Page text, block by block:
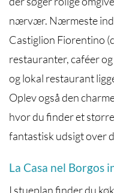
nærvær. Nærmeste
Castiglion Fiorentino
restauranter, caféer
og lokal restaurant
Oplev også den
hvor du finder et
fantastisk udsigt over
La Casa nel Borgos
I stueplan finder du